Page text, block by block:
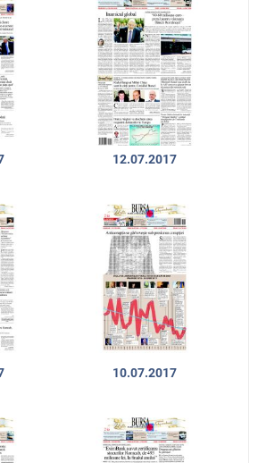
12.07.2017
10.07.2017